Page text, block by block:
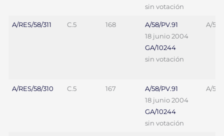
sin votación
A/RES/58/311 C.5 168
A/58/PV.91
18 junio 2004
GA/10244
sin votación
A/58/
A/RES/58/310 C.5 167
A/58/PV.91
18 junio 2004
GA/10244
sin votación
A/58/